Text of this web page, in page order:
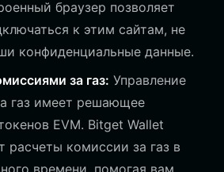
браузер позволяет
к этим сайтам, не
конфиденциальные данные.
за газ: Управление
газ имеет решающее
EVM. Bitget Wallet
расчеты комиссии за газ в
времени, помогая вам